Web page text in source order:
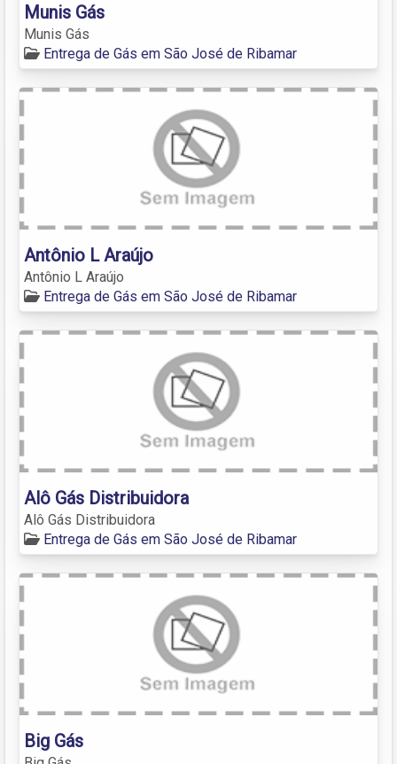
Munis Gás
Munis Gás
Entrega de Gás em São José de Ribamar
Antônio L Araújo
Antônio L Araújo
Entrega de Gás em São José de Ribamar
Alô Gás Distribuidora
Alô Gás Distribuidora
Entrega de Gás em São José de Ribamar
Big Gás